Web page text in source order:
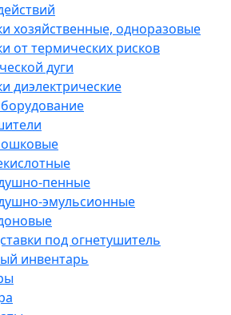
хозяйственные, одноразовые
от термических рисков
дуги
диэлектрические
пенные
эмульсионные
под огнетушитель
инвентарь